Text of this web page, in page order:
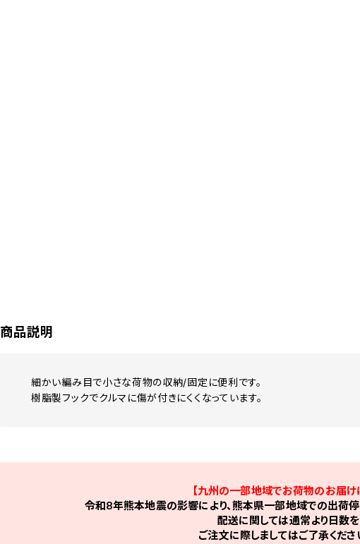
商品説明
細かい編み目で小さな荷物の収納/固定に便利です。
樹脂製フックでクルマに傷が付きにくくなっています。
【九州の一部地域でお荷物のお届け
令和8年熊本地震の影響により、熊本県一部地域での出荷
配送に関しては通常より日数を
ご注文に際しましてはご了承くだ